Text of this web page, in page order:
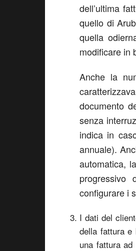
dell’ultima
quello di
quella
modificare in
Anche la
documento
senza
indica in
annuale).
automatica,
configurare i
I dati del
della fattura
una fattura